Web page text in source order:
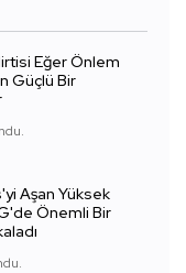
Eğer Önlem
Güçlü Bir
Aşan Yüksek
Önemli Bir